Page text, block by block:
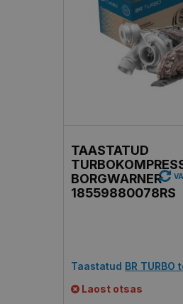
TAASTATUD
BORGWARNER
18559880078RS
Taastatud BR TURBO
Laost otsas